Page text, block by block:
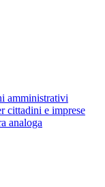
amministrativi
cittadini e imprese
analoga